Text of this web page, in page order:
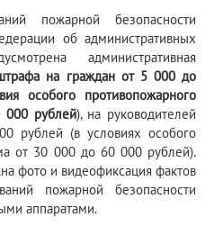
пожарной безопасности
об административных
административная
на граждан от 5 000 до
особого противопожарного
рублей), на руководителей
рублей (в условиях особого
от 30 000 до 60 000 рублей).
фото и видеофиксация фактов
пожарной безопасности
аппаратами.